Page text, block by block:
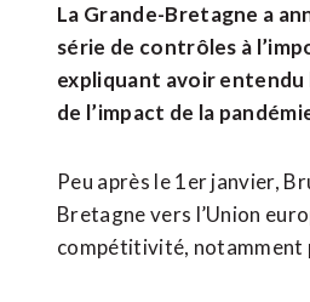
La Grande-Bretagne a
série de contrôles à
expliquant avoir entendu
de l’impact de la
Peu après le 1er janvier,
Bretagne vers l’Union
compétitivité, notamment